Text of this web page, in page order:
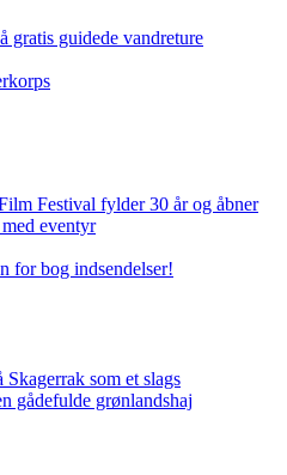
gratis guidede vandreture
Festival fylder 30 år og åbner
eventyr
for bog indsendelser!
som et slags
gådefulde grønlandshaj